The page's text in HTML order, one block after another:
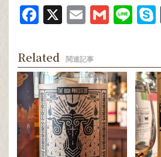
Facebook
X EmailGmail
Related 関連記事